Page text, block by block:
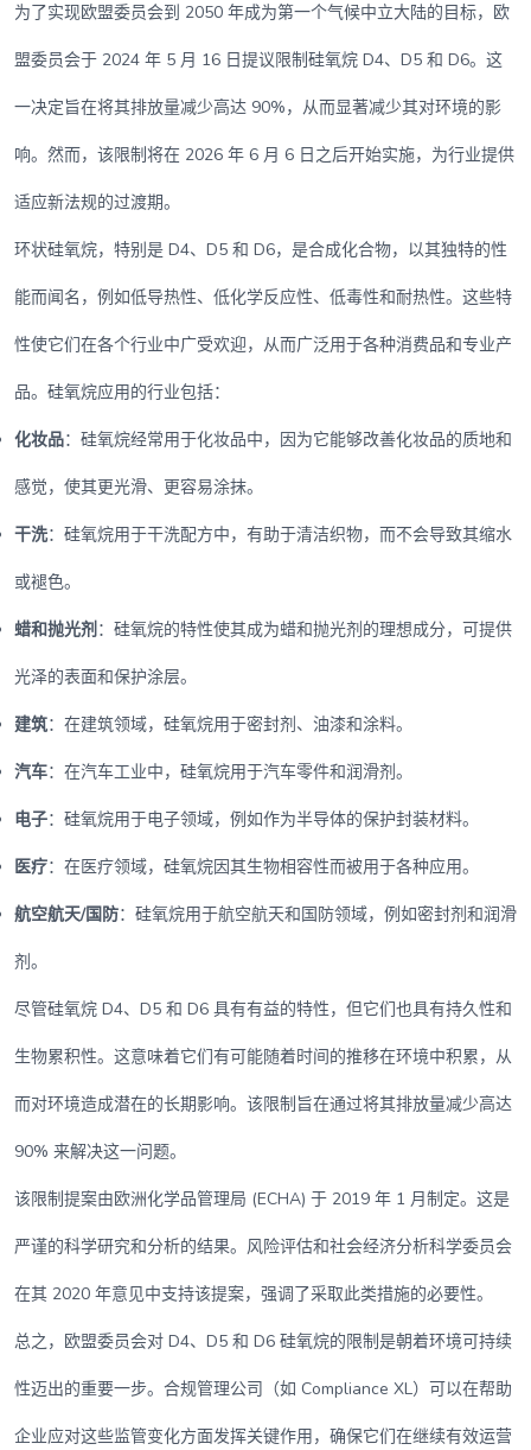
为了实现欧盟委员会到 2050 年成为第一个气候中立大陆的目标，欧
盟委员会于 2024 年 5 月 16 日提议限制硅氧烷 D4、D5 和 D6。这
一决定旨在将其排放量减少高达 90%，从而显著减少其对环境的影
响。然而，该限制将在 2026 年 6 月 6 日之后开始实施，为行业提供
适应新法规的过渡期。
环状硅氧烷，特别是 D4、D5 和 D6，是合成化合物，以其独特的性
能而闻名，例如低导热性、低化学反应性、低毒性和耐热性。这些特
性使它们在各个行业中广受欢迎，从而广泛用于各种消费品和专业产
品。硅氧烷应用的行业包括：
化妆品：硅氧烷经常用于化妆品中，因为它能够改善化妆品的质地和
感觉，使其更光滑、更容易涂抹。
干洗：硅氧烷用于干洗配方中，有助于清洁织物，而不会导致其缩水
或褪色。
蜡和抛光剂 ：硅氧烷的特性使其成为蜡和抛光剂的理想成分，可提供
光泽的表面和保护涂层。
建筑：在建筑领域，硅氧烷用于密封剂、油漆和涂料。
汽车：在汽车工业中，硅氧烷用于汽车零件和润滑剂。
电子：硅氧烷用于电子领域，例如作为半导体的保护封装材料。
医疗：在医疗领域，硅氧烷因其生物相容性而被用于各种应用。
航空航天/国防：硅氧烷用于航空航天和国防领域，例如密封剂和润滑
剂。
尽管硅氧烷 D4、D5 和 D6 具有有益的特性，但它们也具有持久性和
生物累积性。这意味着它们有可能随着时间的推移在环境中积累，从
而对环境造成潜在的长期影响。该限制旨在通过将其排放量减少高达
90% 来解决这一问题。
该限制提案由欧洲化学品管理局 (ECHA) 于 2019 年 1 月制定。这是
严谨的科学研究和分析的结果。风险评估和社会经济分析科学委员会
在其 2020 年意见中支持该提案，强调了采取此类措施的必要性。
总之，欧盟委员会对 D4、D5 和 D6 硅氧烷的限制是朝着环境可持续
性迈出的重要一步。合规管理公司（如 Compliance XL）可以在帮助
企业应对这些监管变化方面发挥关键作用，确保它们在继续有效运营